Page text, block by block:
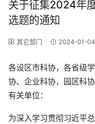
关于征集2024年
选题的通知
其它部门 2024-01-04
各设区市科协，各省级
协、企业科协，园区科
有关单位：
为深入学习贯彻习近平